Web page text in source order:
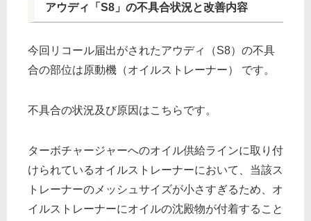
アウディ「S8」の不具合状況と改善内容
今回リコール届出がされたアウディ（S8）の不具
合の部位は原動機（オイルストレーナー） です。
不具合の状況及び原因はこちらです。
ターボチャージャーへのオイル供給ラインに取り付
けられているオイルストレーナーにおいて、当該ス
トレーナーのメッシュサイズが小さすぎるため、オ
イルストレーナーにオイルの沈殿物が付着すること